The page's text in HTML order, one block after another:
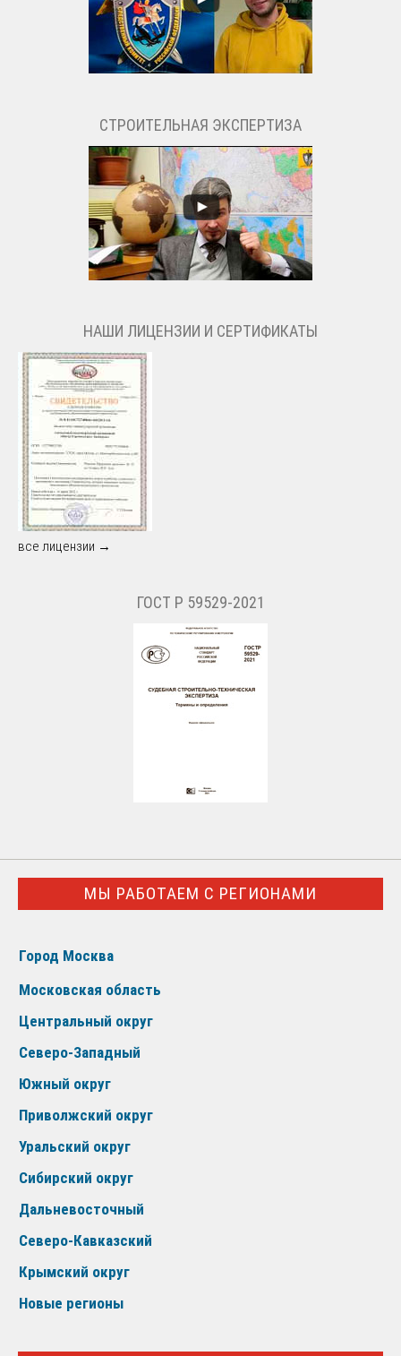
СТРОИТЕЛЬНАЯ ЭКСПЕРТИЗА
НАШИ ЛИЦЕНЗИИ И СЕРТИФИКАТЫ
все лицензии →
ГОСТ Р 59529-2021
МЫ РАБОТАЕМ С РЕГИОНАМИ
Город Москва
Московская область
Центральный округ
Северо-Западный
Южный округ
Приволжский округ
Уральский округ
Сибирский округ
Дальневосточный
Северо-Кавказский
Крымский округ
Новые регионы